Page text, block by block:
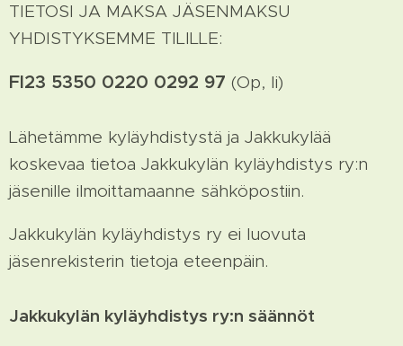
TIETOSI JA MAKSA JÄSENMAKSU
YHDISTYKSEMME TILILLE:
FI23 5350 0220 0292 97 (Op, Ii)
Lähetämme kyläyhdistystä ja Jakkukylää
koskevaa tietoa Jakkukylän kyläyhdistys ry:n
jäsenille ilmoittamaanne sähköpostiin.
Jakkukylän kyläyhdistys ry ei luovuta
jäsenrekisterin tietoja eteenpäin.
Jakkukylän kyläyhdistys ry:n säännöt